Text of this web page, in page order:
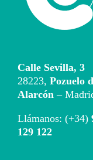
Calle Sevilla, 3
28223, Pozuelo
Alarcón–
Llámanos: (+34)
129 122